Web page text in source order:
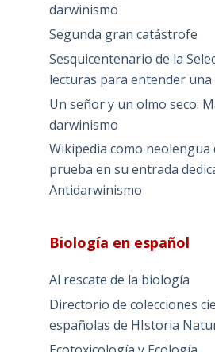
darwinismo
Segunda gran catástrofe
Sesquicentenario de la
lecturas para entender
Un señor y un olmo seco:
darwinismo
Wikipedia como neolengua
prueba en su entrada
Antidarwinismo
Biología en español
Al rescate de la biología
Directorio de colecciones
españolas de HIstoria